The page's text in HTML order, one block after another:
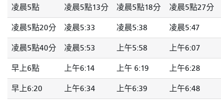
凌晨5點 凌晨5點13分 凌晨5點18分 凌晨5點27分
凌晨5點20分 凌晨5:33 凌晨5:38 凌晨5:47
凌晨5點40分 凌晨5:53 上午5:58 上午6:07
早上6點 上午6:14 上午 6:19 上午6:28
早上6:20 上午6:34 上午6:39 上午6:48